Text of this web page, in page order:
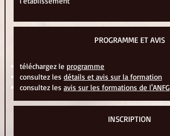
PROGRAMME ET AVIS
téléchargez le programme
consultez les détails et avis sur la formation
consultez les avis sur les formations de l'ANFG
INSCRIPTION